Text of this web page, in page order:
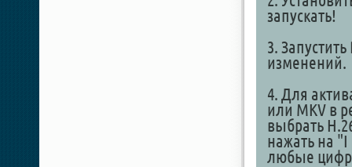
запускать!
3.
изменений.
4. Для
или MKV в
выбрать
нажать на
любые